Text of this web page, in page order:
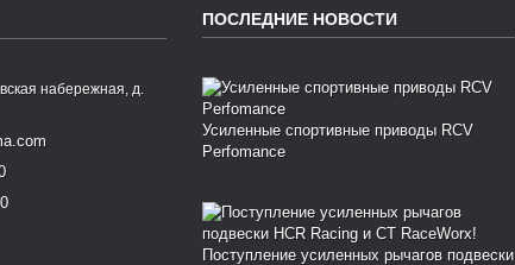
набережная, д.
ПОСЛЕДНИЕ НОВОСТИ
Усиленные спортивные приводы RCV
Perfomance
Поступление усиленных рычагов подвески